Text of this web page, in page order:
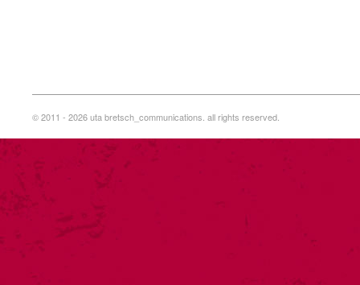
© 2011 - 2026 uta bretsch_communications. all rights reserved.